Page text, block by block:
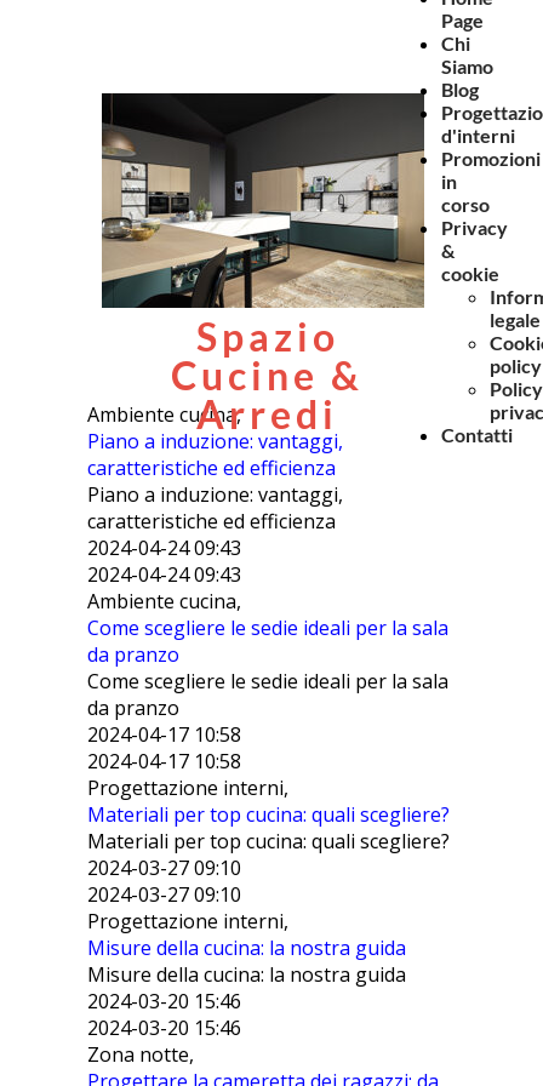
Ambiente cucina,
Piano a induzione: vantaggi,
caratteristiche ed efficienza
Piano a induzione: vantaggi,
caratteristiche ed efficienza
2024-04-24 09:43
2024-04-24 09:43
Ambiente cucina,
Come scegliere le sedie ideali per la sala
da pranzo
Come scegliere le sedie ideali per la sala
da pranzo
2024-04-17 10:58
2024-04-17 10:58
Progettazione interni,
Materiali per top cucina: quali scegliere?
Materiali per top cucina: quali scegliere?
2024-03-27 09:10
2024-03-27 09:10
Progettazione interni,
Misure della cucina: la nostra guida
Misure della cucina: la nostra guida
2024-03-20 15:46
2024-03-20 15:46
Zona notte,
Spazio
Cucine &
Arredi
Page
Chi
Siamo
Blog
d'interni
Promozioni
in
corso
Privacy
&
cookie
legale
policy
Policy
Contatti